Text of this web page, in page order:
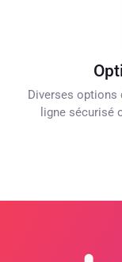
Diverses options
ligne sécurisé